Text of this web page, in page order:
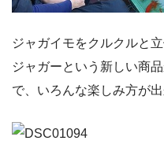
ジャガイモをクルクルと
ジャガーという新しい商
で、いろんな楽しみ方が